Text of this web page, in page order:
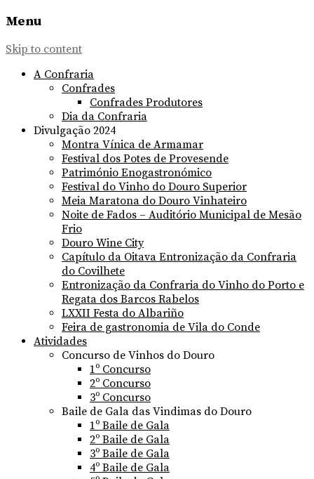
Menu
Skip to content
A Confraria
Confrades
Confrades Produtores
Dia da Confraria
Divulgação 2024
Montra Vínica de Armamar
Festival dos Potes de Provesende
Património Enogastronómico
Festival do Vinho do Douro Superior
Meia Maratona do Douro Vinhateiro
Noite de Fados – Auditório Municipal de Mesão
Frio
Douro Wine City
Capítulo da Oitava Entronização da Confraria
do Covilhete
Entronização da Confraria do Vinho do Porto e
Regata dos Barcos Rabelos
LXXII Festa do Albariño
Feira de gastronomia de Vila do Conde
Atividades
Concurso de Vinhos do Douro
1º Concurso
2º Concurso
3º Concurso
Baile de Gala das Vindimas do Douro
1º Baile de Gala
2º Baile de Gala
3º Baile de Gala
4º Baile de Gala